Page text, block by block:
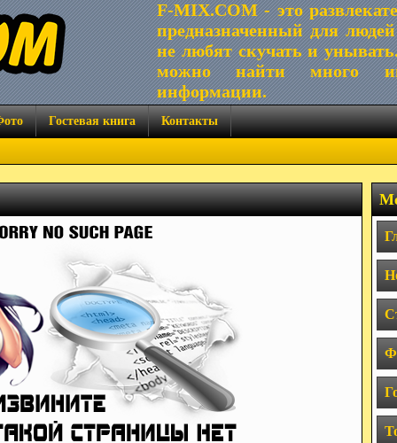
F-MIX.COM - это
предназначенный для
не любят скучать и
можно найти много
информации.
Гостевая книга Контакты